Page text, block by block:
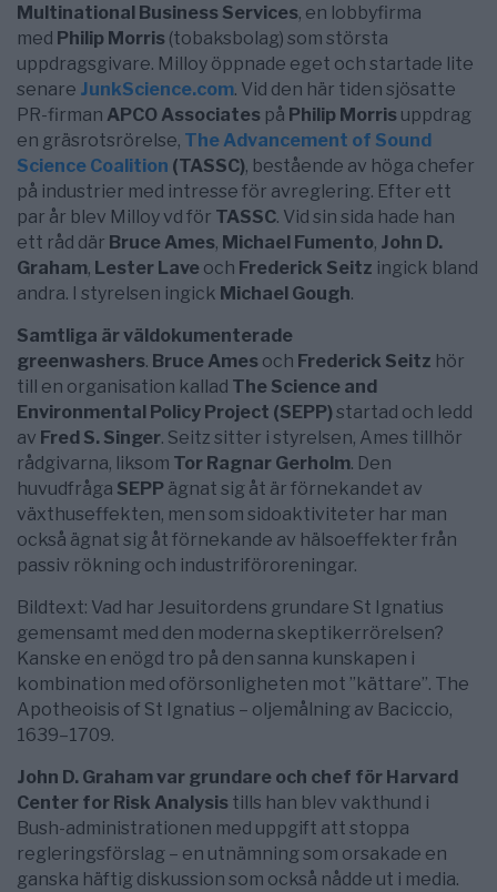
Multinational Business Services, en lobbyfirma
med Philip Morris (tobaksbolag) som största
uppdragsgivare. Milloy öppnade eget och startade lite
senare JunkScience.com. Vid den här tiden sjösatte
PR-firman APCO Associates på Philip Morris uppdrag
en gräsrotsrörelse, The Advancement of Sound
Science Coalition (TASSC), bestående av höga chefer
på industrier med intresse för avreglering. Efter ett
par år blev Milloy vd för TASSC. Vid sin sida hade han
ett råd där Bruce Ames, Michael Fumento, John D.
Graham, Lester Lave och Frederick Seitz ingick bland
andra. I styrelsen ingick Michael Gough.
Samtliga är väldokumenterade
greenwashers. Bruce Ames och Frederick Seitz hör
till en organisation kallad The Science and
Environmental Policy Project (SEPP)startad och ledd
av Fred S. Singer. Seitz sitter i styrelsen, Ames tillhör
rådgivarna, liksom Tor Ragnar Gerholm. Den
huvudfråga SEPP ägnat sig åt är förnekandet av
växthuseffekten, men som sidoaktiviteter har man
också ägnat sig åt förnekande av hälsoeffekter från
passiv rökning och industriföroreningar.
Bildtext: Vad har Jesuitordens grundare St Ignatius
gemensamt med den moderna skeptikerrörelsen?
Kanske en enögd tro på den sanna kunskapen i
kombination med oförsonligheten mot ”kättare”. The
Apotheoisis of St Ignatius – oljemålning av Baciccio,
1639–1709.
John D. Graham var grundare och chef för Harvard
Center for Risk Analysis tills han blev vakthund i
Bush-administrationen med uppgift att stoppa
regleringsförslag – en utnämning som orsakade en
ganska häftig diskussion som också nådde ut i media.